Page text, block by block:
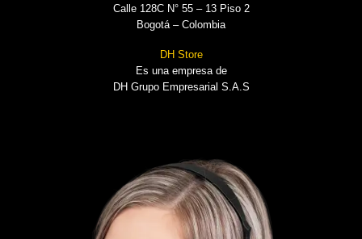
Calle 128C N° 55 – 13 Piso 2
Bogotá – Colombia
DH Store
Es una empresa de
DH Grupo Empresarial S.A.S